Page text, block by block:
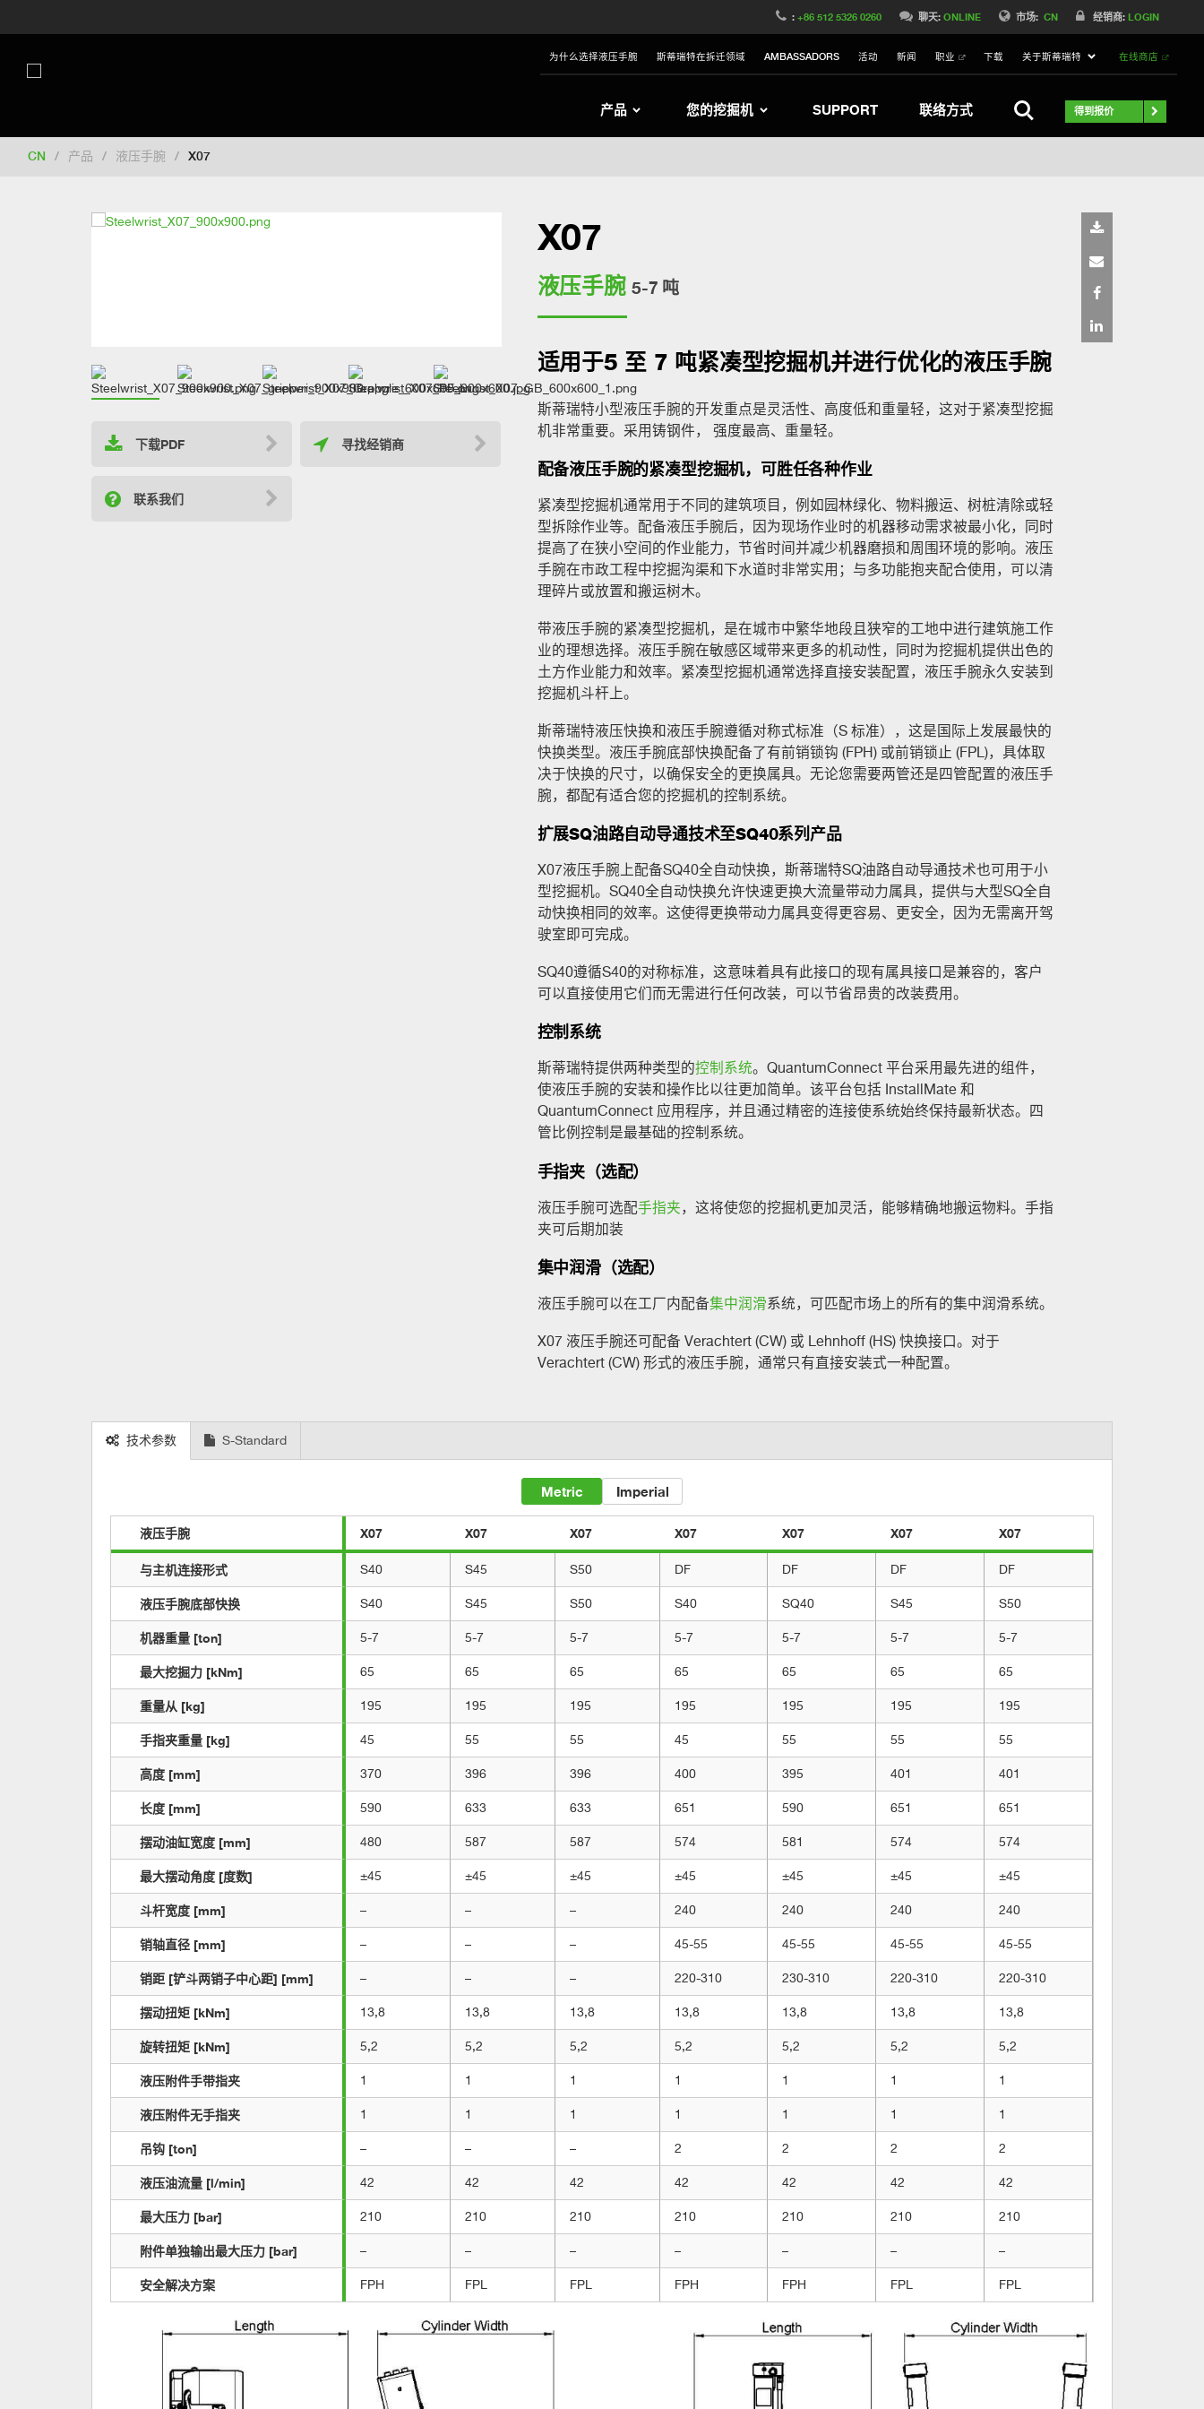
市场: CN 经销商: LOGIN
:+86 512 5326 0260 聊天:ONLINE
为什么选择液压手腕 斯蒂瑞特在拆迁领域 AMBASSADORS 活动 新闻 职业 下载 关于斯蒂瑞特 在线商店
产品 您的挖掘机 SUPPORT 联络方式 得到报价
Switch to Belgique
Switch to International Switch to United Kingdom Switch to Sweden Switch to Poland Switch to Norway
Switch to Korea Switch to Japan Switch to Italy
CN / 产品 / 液压手腕 / X07
下载PDF 寻找经销商
联系我们
X07
液压手腕5-7 吨
适用于5 至 7 吨紧凑型挖掘机并进行优化的液压手腕
斯蒂瑞特小型液压手腕的开发重点是灵活性、高度低和重量轻，这对于紧凑型挖掘
机非常重要。采用铸钢件， 强度最高、重量轻。
配备液压手腕的紧凑型挖掘机，可胜任各种作业
紧凑型挖掘机通常用于不同的建筑项目，例如园林绿化、物料搬运、树桩清除或轻
型拆除作业等。配备液压手腕后，因为现场作业时的机器移动需求被最小化，同时
提高了在狭小空间的作业能力，节省时间并减少机器磨损和周围环境的影响。液压
手腕在市政工程中挖掘沟渠和下水道时非常实用；与多功能抱夹配合使用，可以清
理碎片或放置和搬运树木。
带液压手腕的紧凑型挖掘机，是在城市中繁华地段且狭窄的工地中进行建筑施工作
业的理想选择。液压手腕在敏感区域带来更多的机动性，同时为挖掘机提供出色的
土方作业能力和效率。紧凑型挖掘机通常选择直接安装配置，液压手腕永久安装到
挖掘机斗杆上。
斯蒂瑞特液压快换和液压手腕遵循对称式标准（S 标准），这是国际上发展最快的
快换类型。液压手腕底部快换配备了有前销锁钩 (FPH) 或前销锁止 (FPL)，具体取
决于快换的尺寸，以确保安全的更换属具。无论您需要两管还是四管配置的液压手
腕，都配有适合您的挖掘机的控制系统。
扩展SQ油路自动导通技术至SQ40系列产品
X07液压手腕上配备SQ40全自动快换，斯蒂瑞特SQ油路自动导通技术也可用于小
型挖掘机。SQ40全自动快换允许快速更换大流量带动力属具，提供与大型SQ全自
动快换相同的效率。这使得更换带动力属具变得更容易、更安全，因为无需离开驾
驶室即可完成。
SQ40遵循S40的对称标准，这意味着具有此接口的现有属具接口是兼容的，客户
可以直接使用它们而无需进行任何改装，可以节省昂贵的改装费用。
控制系统
斯蒂瑞特提供两种类型的控制系统。QuantumConnect 平台采用最先进的组件，
使液压手腕的安装和操作比以往更加简单。该平台包括 InstallMate 和
QuantumConnect 应用程序，并且通过精密的连接使系统始终保持最新状态。四
管比例控制是最基础的控制系统。
手指夹（选配）
液压手腕可选配手指夹，这将使您的挖掘机更加灵活，能够精确地搬运物料。手指
夹可后期加装
集中润滑（选配）
液压手腕可以在工厂内配备集中润滑系统，可匹配市场上的所有的集中润滑系统。
X07 液压手腕还可配备 Verachtert (CW) 或 Lehnhoff (HS) 快换接口。对于
Verachtert (CW) 形式的液压手腕，通常只有直接安装式一种配置。
技术参数 S-Standard
Metric Imperial
液压手腕 X07 X07 X07 X07 X07 X07 X07
与主机连接形式 S40 S45 S50 DF DF DF DF
液压手腕底部快换 S40 S45 S50 S40 SQ40 S45 S50
机器重量 [ton] 5-7 5-7 5-7 5-7 5-7 5-7 5-7
最大挖掘力 [kNm] 65 65 65 65 65 65 65
重量从 [kg] 195 195 195 195 195 195 195
手指夹重量 [kg] 45 55 55 45 55 55 55
高度 [mm] 370 396 396 400 395 401 401
长度 [mm] 590 633 633 651 590 651 651
摆动油缸宽度 [mm] 480 587 587 574 581 574 574
最大摆动角度 [度数] ±45 ±45 ±45 ±45 ±45 ±45 ±45
斗杆宽度 [mm] – – – 240 240 240 240
销轴直径 [mm] – – – 45-55 45-55 45-55 45-55
销距 [铲斗两销子中心距] [mm] – – – 220-310 230-310 220-310 220-310
摆动扭矩 [kNm] 13,8 13,8 13,8 13,8 13,8 13,8 13,8
旋转扭矩 [kNm] 5,2 5,2 5,2 5,2 5,2 5,2 5,2
液压附件手带指夹 1 1 1 1 1 1 1
液压附件无手指夹 1 1 1 1 1 1 1
吊钩 [ton] – – – 2 2 2 2
液压油流量 [l/min] 42 42 42 42 42 42 42
最大压力 [bar] 210 210 210 210 210 210 210
附件单独输出最大压力 [bar] – – – – – – –
安全解决方案 FPH FPL FPL FPH FPH FPL FPL